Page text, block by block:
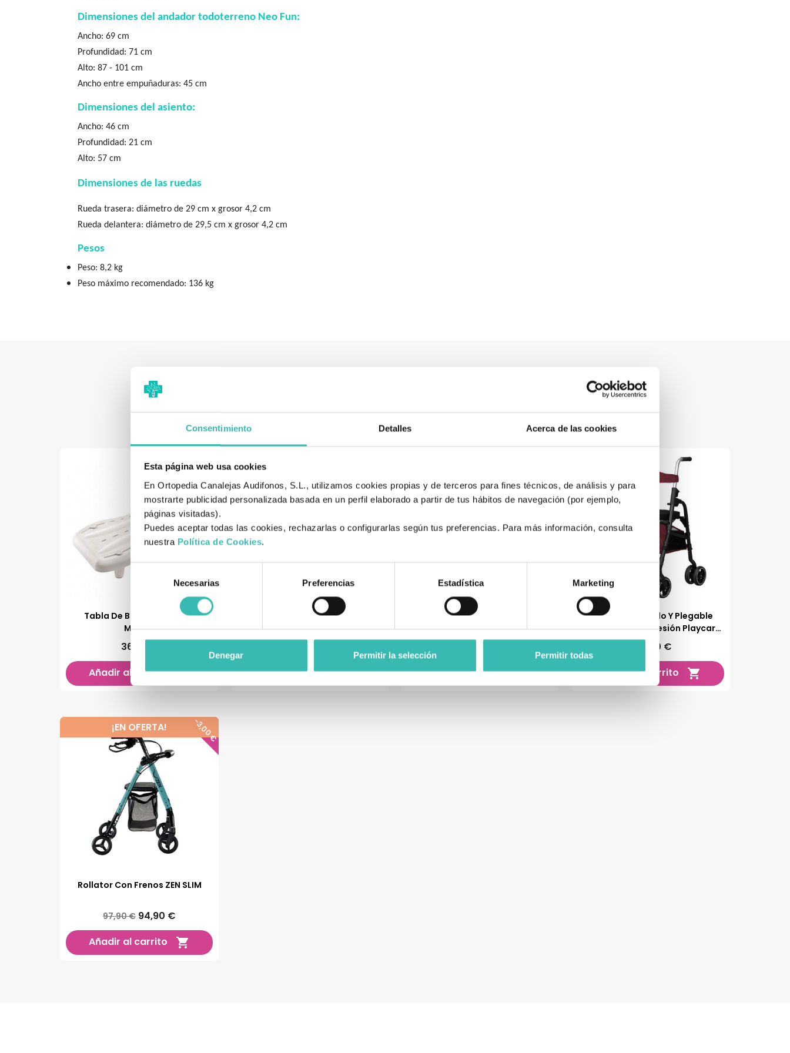
Consentimiento Detalles Acerca de las cookies
Esta página web usa cookies
En Ortopedia Canalejas Audifonos, S.L., utilizamos cookies propias y de terceros para fines técnicos, de análisis y para
mostrarte publicidad personalizada basada en un perfil elaborado a partir de tus hábitos de navegación (por ejemplo,
páginas visitadas).
Puedes aceptar todas las cookies, rechazarlas o configurarlas según tus preferencias. Para más información, consulta
nuestra Política de Cookies.
consentimiento
Necesarias Preferencias Estadística Marketing
Denegar Permitir la selección Permitir todas
Dimensiones del andador todoterreno Neo Fun:
Ancho: 69 cm
Profundidad: 71 cm
Alto: 87 - 101 cm
Ancho entre empuñaduras: 45 cm
Dimensiones del asiento:
Ancho: 46 cm
Profundidad: 21 cm
Alto: 57 cm
Dimensiones de las ruedas
Rueda trasera: diámetro de 29 cm x grosor 4,2 cm
Rueda delantera: diámetro de 29,5 cm x grosor 4,2 cm
Pesos
Peso: 8,2 kg
Peso máximo recomendado: 136 kg
Tabla De Bañera Aquatec
Marina
36,90 €
Añadir al carrito 
Rollator Kmina Comfort Freno
Presión
Añadir al carrito 
Silla De Ducha Con Apoyabrazos
Acolchados Onda
Añadir al carrito 
Andador Cómodo Y Plegable
Con Frenos Por Presión Playcare
W05
109,00 €
Añadir al carrito

Rollator Con Frenos ZEN SLIM
97,90 € 94,90 €
Añadir al carrito

¡EN OFERTA! -3,00 €